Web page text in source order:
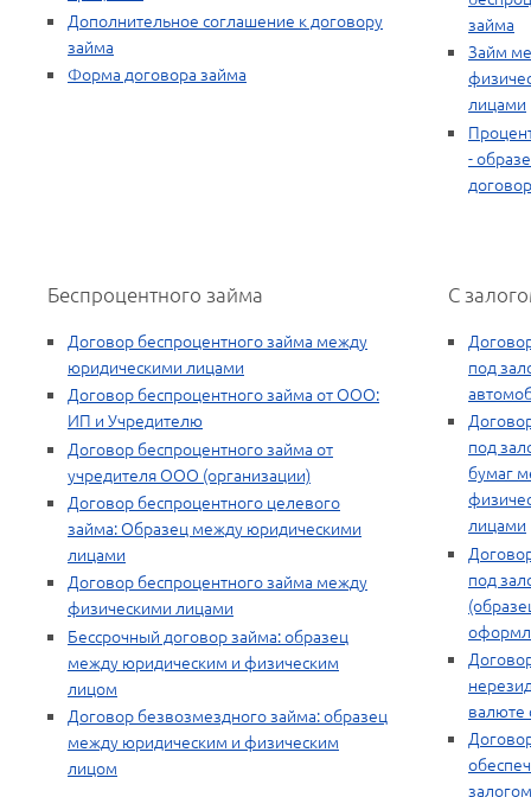
Дополнительное соглашение к договору
займа
Форма договора займа
займа
Займ
лицами
-
Беспроцентного займа
Договор беспроцентного займа между
юридическими лицами
Договор беспроцентного займа от ООО:
ИП и Учредителю
Договор беспроцентного займа от
учредителя ООО (организации)
Договор беспроцентного целевого
займа: Образец между юридическими
лицами
Договор беспроцентного займа между
физическими лицами
Бессрочный договор займа: образец
между юридическим и физическим
лицом
Договор безвозмездного займа: образец
между юридическим и физическим
лицом
С
под
под
бумаг
лицами
под
валюте
залогом